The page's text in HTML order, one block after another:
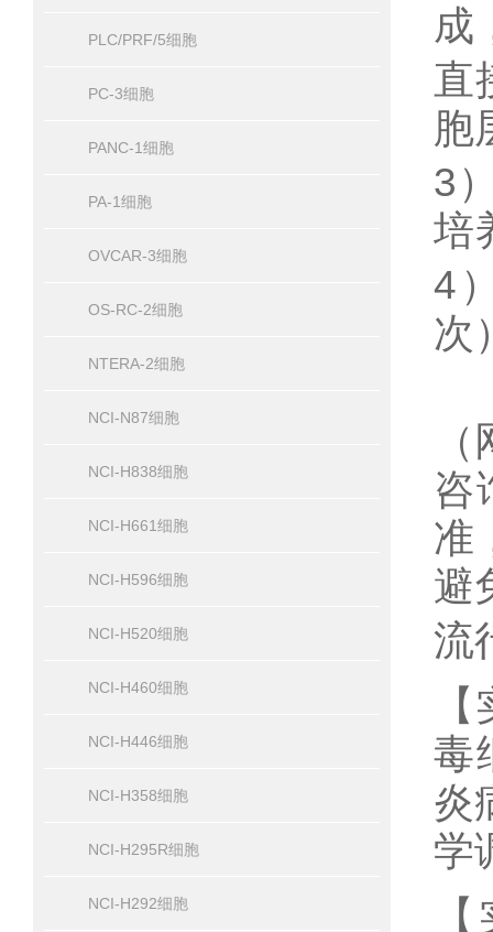
PLC/PRF/5细胞
PC-3细胞
PANC-1细胞
PA-1细胞
OVCAR-3细胞
OS-RC-2细胞
NTERA-2细胞
NCI-N87细胞
NCI-H838细胞
NCI-H661细胞
NCI-H596细胞
NCI-H520细胞
NCI-H460细胞
NCI-H446细胞
NCI-H358细胞
NCI-H295R细胞
NCI-H292细胞
成
直
胞
3
培
4
次
咨
准
避
流
毒
炎
学